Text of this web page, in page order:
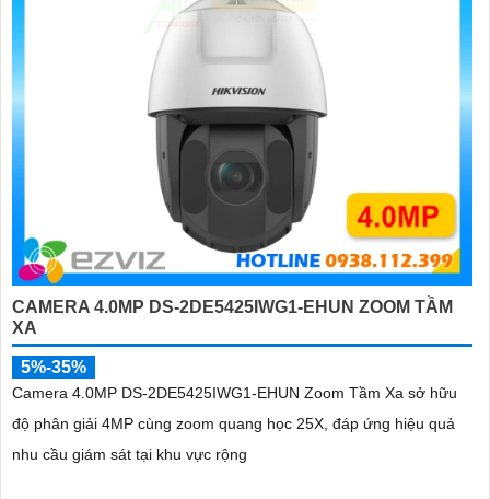
CAMERA 4.0MP DS-2DE5425IWG1-EHUN ZOOM TẦM
XA
5%-35%
Camera 4.0MP DS-2DE5425IWG1-EHUN Zoom Tầm Xa sở hữu
độ phân giải 4MP cùng zoom quang học 25X, đáp ứng hiệu quả
nhu cầu giám sát tại khu vực rộng